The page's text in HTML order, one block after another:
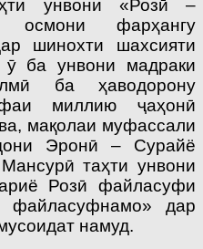
унвони «Розӣ –
осмони фарҳангу
шинохти шахсияти
ба унвони мадраки
ба ҳаводорону
миллию ҷаҳонӣ
мақолаи муфассали
Эронӣ – Сурайё
таҳти унвони
Розӣ файласуфи
файласуфнамо» дар
намуд.